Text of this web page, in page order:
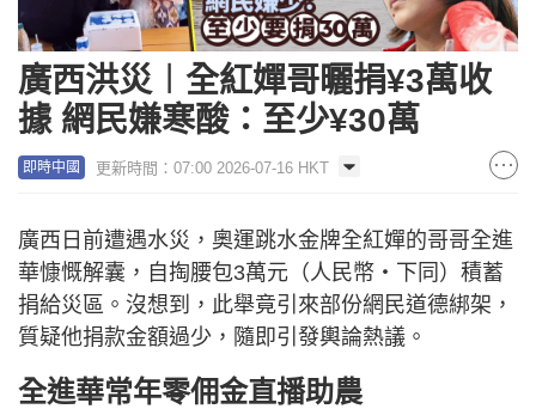
廣西洪災︱全紅嬋哥曬捐¥3萬收
據 網民嫌寒酸：至少¥30萬
即時中國 更新時間：07:00 2026-07-16 HKT
廣西日前遭遇水災，奧運跳水金牌全紅嬋的哥哥全進
華慷慨解囊，自掏腰包3萬元（人民幣‧下同）積蓄
捐給災區。沒想到，此舉竟引來部份網民道德綁架，
質疑他捐款金額過少，隨即引發輿論熱議。
全進華常年零佣金直播助農